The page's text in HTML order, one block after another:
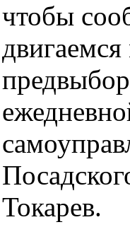
чтобы
Токарев.